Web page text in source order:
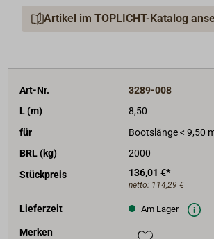
Gurtbreite 25 mm.
Artikel im TOPLICHT-Katalog
Art-Nr.
3289-008
L (m)
8,50
für
Bootslänge < 9,50
BRL (kg)
2000
Stückpreis
136,01 €*
netto: 114,29 €
Lieferzeit Am Lager
Merken